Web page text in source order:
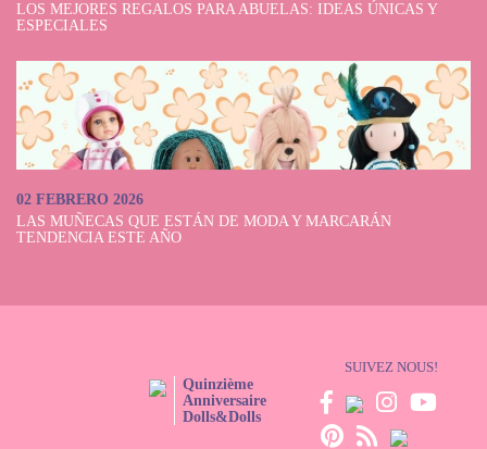
LOS MEJORES REGALOS PARA ABUELAS: IDEAS ÚNICAS Y
ESPECIALES
02 FEBRERO 2026
LAS MUÑECAS QUE ESTÁN DE MODA Y MARCARÁN
TENDENCIA ESTE AÑO
Quinzième
Anniversaire
Dolls&Dolls
SUIVEZ NOUS!